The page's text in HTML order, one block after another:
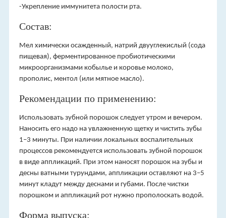
-Укрепление иммунитета полости рта.
Состав:
Мел химически осажденный, натрий двууглекислый (сода
пищевая), ферментированное пробиотическими
микроорганизмами кобылье и коровье молоко,
прополис, ментол (или мятное масло).
Рекомендации по применению:
Использовать зубной порошок следует утром и вечером.
Наносить его надо на увлажненную щетку и чистить зубы
1–3 минуты. При наличии локальных воспалительных
процессов рекомендуется использовать зубной порошок
в виде аппликаций. При этом наносят порошок на зубы и
десны ватными турундами, аппликации оставляют на 3–5
минут кладут между деснами и губами. После чистки
порошком и аппликаций рот нужно прополоскать водой.
Форма выпуска: